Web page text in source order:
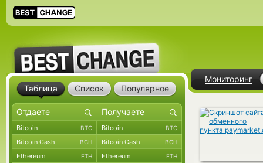
Мониторинг
Таблица Список Популярное
Bitcoin BTC Bitcoin BTC
Bitcoin Cash BCH Bitcoin Cash BCH
Ethereum ETH Ethereum ETH